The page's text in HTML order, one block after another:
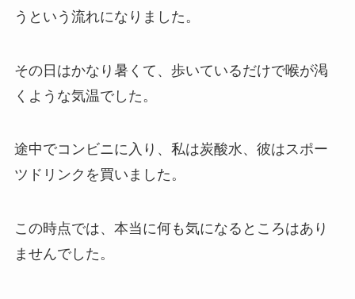
うという流れになりました。
その日はかなり暑くて、歩いているだけで喉が渇
くような気温でした。
途中でコンビニに入り、私は炭酸水、彼はスポー
ツドリンクを買いました。
この時点では、本当に何も気になるところはあり
ませんでした。